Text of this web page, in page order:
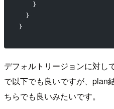
    }
  }
}
デフォルトリージョンに対し
で以下でも良いですが、plan
ちらでも良いみたいです。